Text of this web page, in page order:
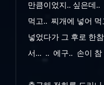
만큼이었지.. 싶은데
먹고.. 찌개에 넣어 먹
넣었다가 그 후로 한
서... .. 에구.. 손이 참